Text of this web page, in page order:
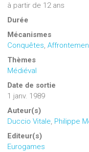
à partir de 12 ans
Durée
Mécanismes
Conquêtes,
Thèmes
Médiéval
Date de sortie
1 janv. 1989
Auteur(s)
Duccio Vitale, Philippe
Editeur(s)
Eurogames